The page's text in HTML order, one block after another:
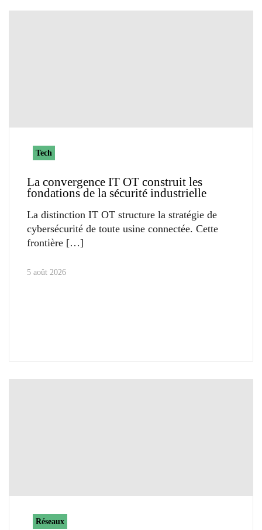
Tech
La convergence IT OT construit les
fondations de la sécurité industrielle
La distinction IT OT structure la stratégie de
cybersécurité de toute usine connectée. Cette
frontière
5 août 2026
Réseaux